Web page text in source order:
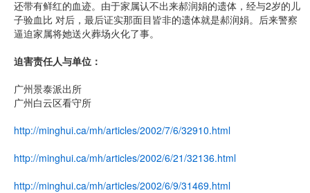
还带有鲜红的血迹。由于家属认不出来郝润娟的遗体，经与2岁的儿
子验血比 对后，最后证实那面目皆非的遗体就是郝润娟。后来警察
逼迫家属将她送火葬场火化了事。
迫害责任人与单位：
广州景泰派出所
广州白云区看守所
http://minghui.ca/mh/articles/2002/7/6/32910.html
http://minghui.ca/mh/articles/2002/6/21/32136.html
http://minghui.ca/mh/articles/2002/6/9/31469.html